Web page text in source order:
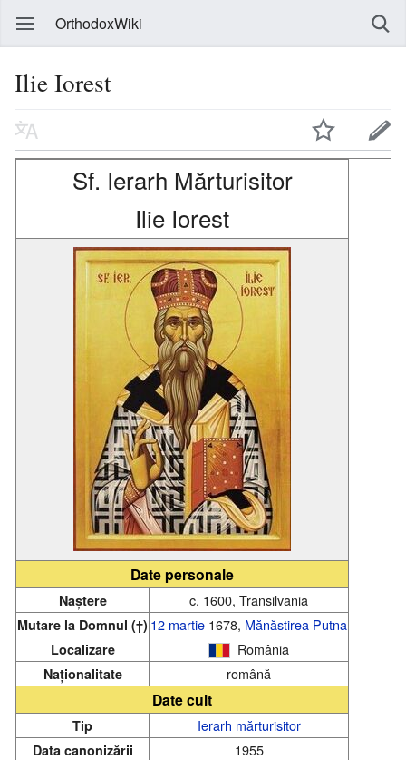
OrthodoxWiki
Ilie Iorest
Sf. Ierarh Mărturisitor
Ilie Iorest
Date personale
Naștere c. 1600, Transilvania
Mutare la Domnul (†) 12 martie 1678, Mănăstirea Putna
Localizare România
Naționalitate română
Date cult
Tip Ierarh mărturisitor
Data canonizării 1955